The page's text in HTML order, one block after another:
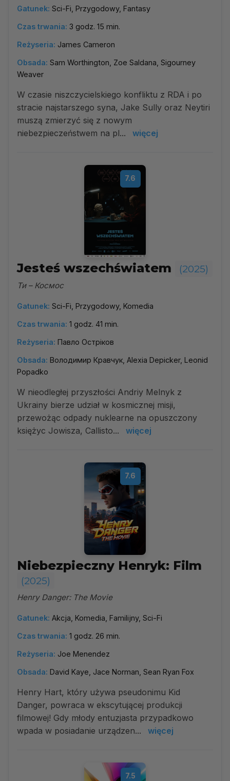
Gatunek: Sci-Fi, Przygodowy, Fantasy
Czas trwania: 3 godz. 15 min.
Reżyseria: James Cameron
Obsada: Sam Worthington, Zoe Saldana, Sigourney
Weaver
W czasie niszczycielskiego konfliktu z RDA i po
stracie najstarszego syna, Jake Sully oraz Neytiri
muszą zmierzyć się z nowym
niebezpieczeństwem na pl...
więcej
7.6
Jesteś wszechświatem (2025)
Ти – Космос
Gatunek: Sci-Fi, Przygodowy, Komedia
Czas trwania: 1 godz. 41 min.
Reżyseria: Павло Остріков
Obsada: Володимир Кравчук, Alexia Depicker, Leonid
Popadko
W nieodległej przyszłości Andriy Melnyk z
Ukrainy bierze udział w kosmicznej misji,
przewożąc odpady nuklearne na opuszczony
księżyc Jowisza, Callisto...
więcej
7.6
Niebezpieczny Henryk: Film
(2025)
Henry Danger: The Movie
Gatunek: Akcja, Komedia, Familijny, Sci-Fi
Czas trwania: 1 godz. 26 min.
Reżyseria: Joe Menendez
Obsada: David Kaye, Jace Norman, Sean Ryan Fox
Henry Hart, który używa pseudonimu Kid
Danger, powraca w ekscytującej produkcji
filmowej! Gdy młody entuzjasta przypadkowo
wpada w posiadanie urządzen...
więcej
7.5